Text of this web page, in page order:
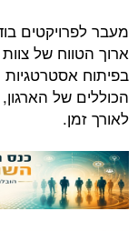
מעבר לפרויקטים
ארוך הטווח של
בפיתוח
הכוללים של
לאורך זמן.